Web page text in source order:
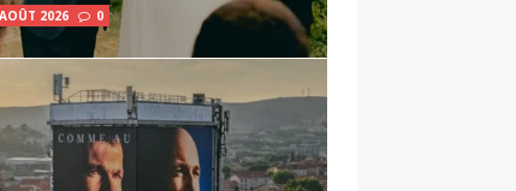
2026 0